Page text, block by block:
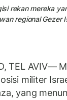
rekan mereka
regional Gezer
TEL AVIV—
militer
yang